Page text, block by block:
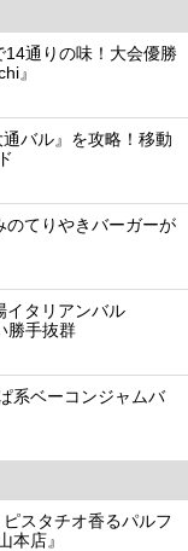
通りの味！大会優勝
』
通バル』を攻略！移動
てりやきバーガーが
イタリアンバル
勝手抜群
系ベーコンジャムバ
スタチオ香るパルフ
本店』